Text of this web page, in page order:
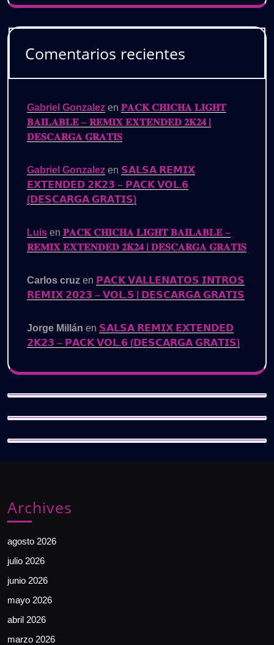
Comentarios recientes
Gabriel Gonzalez en 𝐏𝐀𝐂𝐊 𝐂𝐇𝐈𝐂𝐇𝐀 𝐋𝐈𝐆𝐇𝐓
𝐁𝐀𝐈𝐋𝐀𝐁𝐋𝐄 – 𝐑𝐄𝐌𝐈𝐗 𝐄𝐗𝐓𝐄𝐍𝐃𝐄𝐃 𝟐𝐊𝟐𝟒 |
𝐃𝐄𝐒𝐂𝐀𝐑𝐆𝐀 𝐆𝐑𝐀𝐓𝐈𝐒
Gabriel Gonzalez en 𝗦𝗔𝗟𝗦𝗔 𝗥𝗘𝗠𝗜𝗫
𝗘𝗫𝗧𝗘𝗡𝗗𝗘𝗗 𝟮𝗞𝟮𝟯 – 𝗣𝗔𝗖𝗞 𝗩𝗢𝗟.𝟲
(𝗗𝗘𝗦𝗖𝗔𝗥𝗚𝗔 𝗚𝗥𝗔𝗧𝗜𝗦)
Luis en 𝐏𝐀𝐂𝐊 𝐂𝐇𝐈𝐂𝐇𝐀 𝐋𝐈𝐆𝐇𝐓 𝐁𝐀𝐈𝐋𝐀𝐁𝐋𝐄 –
𝐑𝐄𝐌𝐈𝐗 𝐄𝐗𝐓𝐄𝐍𝐃𝐄𝐃 𝟐𝐊𝟐𝟒 | 𝐃𝐄𝐒𝐂𝐀𝐑𝐆𝐀 𝐆𝐑𝐀𝐓𝐈𝐒
Carlos cruz en 𝗣𝗔𝗖𝗞 𝗩𝗔𝗟𝗟𝗘𝗡𝗔𝗧𝗢𝗦 𝗜𝗡𝗧𝗥𝗢𝗦
𝗥𝗘𝗠𝗜𝗫 𝟮𝟬𝟮𝟯 – 𝗩𝗢𝗟.𝟱 | 𝗗𝗘𝗦𝗖𝗔𝗥𝗚𝗔 𝗚𝗥𝗔𝗧𝗜𝗦
Jorge Millán en 𝗦𝗔𝗟𝗦𝗔 𝗥𝗘𝗠𝗜𝗫 𝗘𝗫𝗧𝗘𝗡𝗗𝗘𝗗
𝟮𝗞𝟮𝟯 – 𝗣𝗔𝗖𝗞 𝗩𝗢𝗟.𝟲 (𝗗𝗘𝗦𝗖𝗔𝗥𝗚𝗔 𝗚𝗥𝗔𝗧𝗜𝗦)
Archives
agosto 2026
julio 2026
junio 2026
mayo 2026
abril 2026
marzo 2026